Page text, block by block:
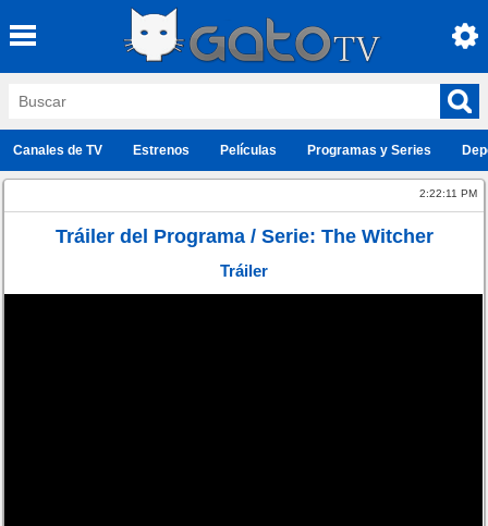
Canales de TV Estrenos Películas Programas y Series
2:22:11 PM
Tráiler del Programa / Serie: The Witcher
Tráiler